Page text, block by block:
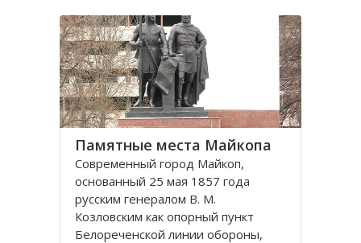
Памятные места Майкопа
Современный город Майкоп,
основанный 25 мая 1857 года
русским генералом В. М.
Козловским как опорный пункт
Белореченской линии обороны,